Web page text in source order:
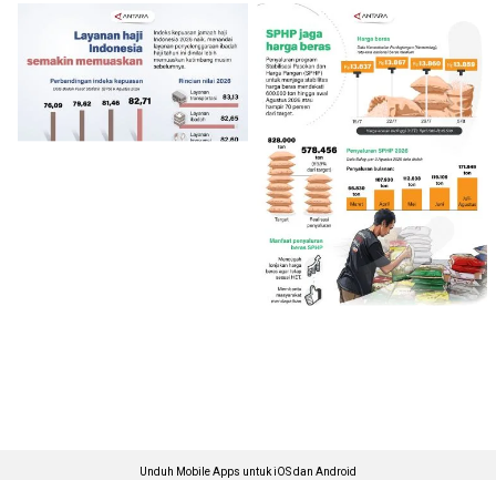
Unduh Mobile Apps untuk iOS dan Android